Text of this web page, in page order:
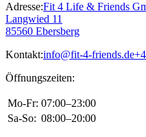
Adresse:Fit 4 Life & Friends
Langwied 11
85560 Ebersberg
Kontakt:info@fit-4-friends.de
Öffnungszeiten:
Mo-Fr: 07:00–23:00
Sa-So: 08:00–20:00